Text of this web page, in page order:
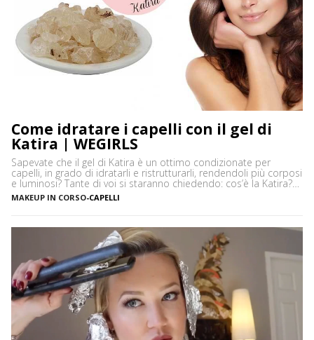
Come idratare i capelli con il gel di
Katira | WEGIRLS
Sapevate che il gel di Katira è un ottimo condizionate per
capelli, in grado di idratarli e ristrutturarli, rendendoli più corposi
e luminosi? Tante di voi si staranno chiedendo: cos’è la Katira?
La Katira o Gomma Adragante è una resina gelificante naturale
ottenuta dalla linfa essiccata di Astragalus gummifer, un piccolo
MAKEUP IN CORSO-CAPELLI